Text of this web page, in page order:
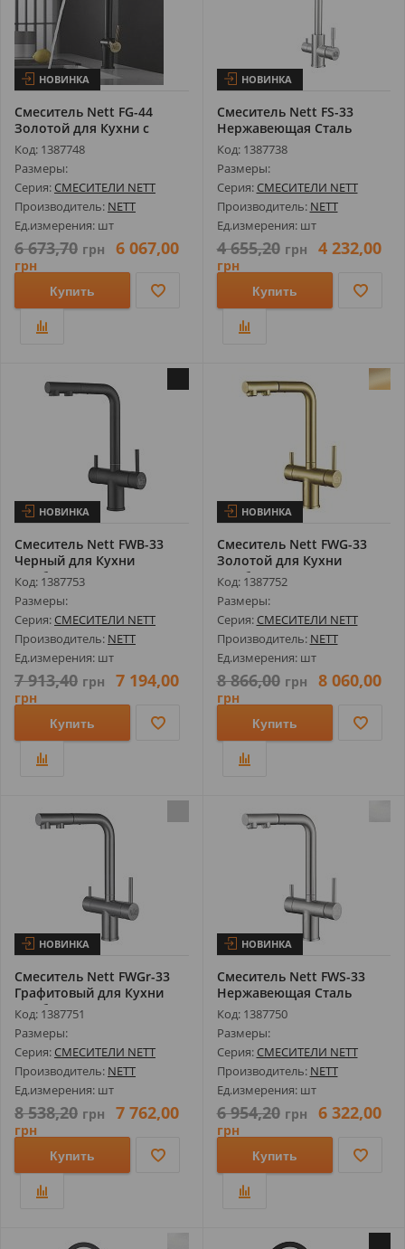
НОВИНКА
Смеситель Nett FG-44
Золотой для Кухни с
Выдвижным И...
Код: 1387748
Размеры:
Серия: СМЕСИТЕЛИ NETT
Производитель: NETT
Ед.измерения: шт
6 673,70 грн 6 067,00
грн
Купить
НОВИНКА
Смеситель Nett FS-33
Нержавеющая Сталь
(Браш) для Ку...
Код: 1387738
Размеры:
Серия: СМЕСИТЕЛИ NETT
Производитель: NETT
Ед.измерения: шт
4 655,20 грн 4 232,00
грн
Купить
НОВИНКА
Смеситель Nett FWB-33
Черный для Кухни
Комбинированн...
Код: 1387753
Размеры:
Серия: СМЕСИТЕЛИ NETT
Производитель: NETT
Ед.измерения: шт
7 913,40 грн 7 194,00
грн
Купить
НОВИНКА
Смеситель Nett FWG-33
Золотой для Кухни
Комбинирован...
Код: 1387752
Размеры:
Серия: СМЕСИТЕЛИ NETT
Производитель: NETT
Ед.измерения: шт
8 866,00 грн 8 060,00
грн
Купить
НОВИНКА
Смеситель Nett FWGr-33
Графитовый для Кухни
Комбинир...
Код: 1387751
Размеры:
Серия: СМЕСИТЕЛИ NETT
Производитель: NETT
Ед.измерения: шт
8 538,20 грн 7 762,00
грн
Купить
НОВИНКА
Смеситель Nett FWS-33
Нержавеющая Сталь
(Браш) для К...
Код: 1387750
Размеры:
Серия: СМЕСИТЕЛИ NETT
Производитель: NETT
Ед.измерения: шт
6 954,20 грн 6 322,00
грн
Купить